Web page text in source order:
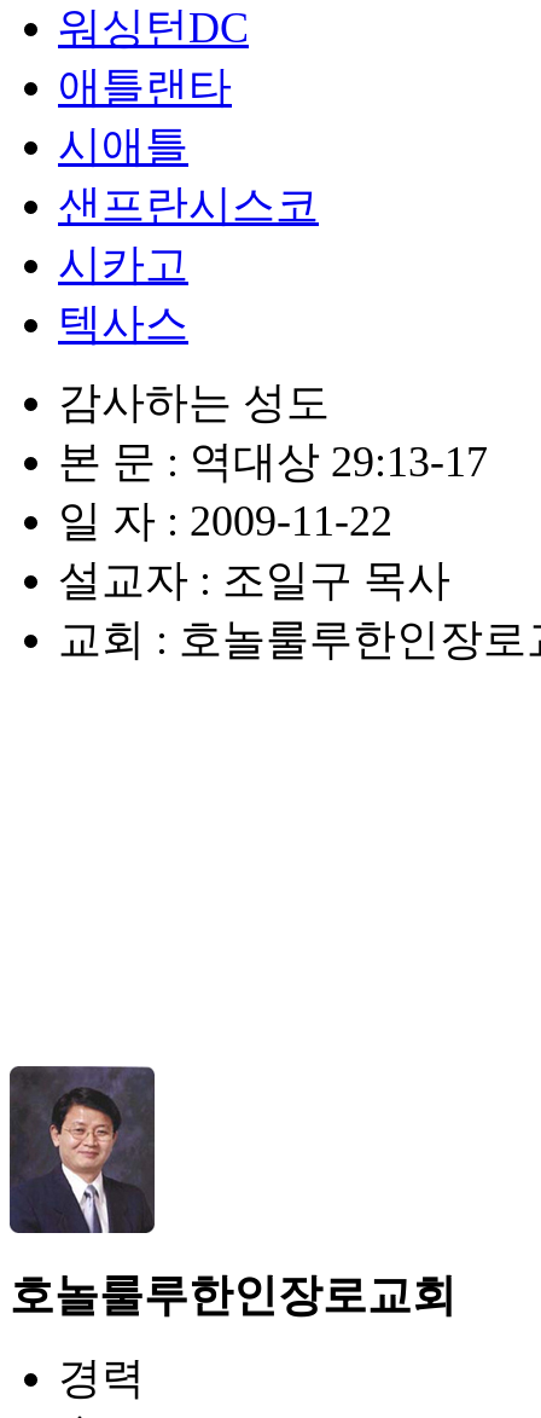
워싱턴DC
애틀랜타
시애틀
샌프란시스코
시카고
텍사스
감사하는 성도
본 문 : 역대상 29:13-17
일 자 : 2009-11-22
설교자 : 조일구 목사
교회 : 호놀룰루한인장로
호놀룰루한인장로교회
경력